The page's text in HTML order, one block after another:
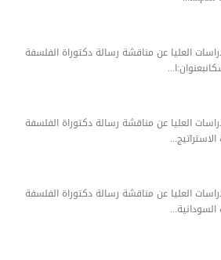
العليا عن مناقشة رسالة دكتوراة الفلسفة
العليا عن مناقشة رسالة دكتوراة الفلسفة
العليا عن مناقشة رسالة دكتوراة الفلسفة